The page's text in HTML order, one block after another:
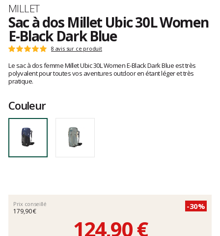
Marque
MILLET
Sac à dos Millet Ubic 30L Women
E-Black Dark Blue
Les
clients
Note
:
5
sur
5
8 avis sur ce produit
Le sac à dos femme Millet Ubic 30L Women E-Black Dark Blue est très
polyvalent pour toutes vos aventures outdoor en étant léger et très
pratique.
Couleur
Prix conseillé
179,90 €
-30%
124,90 €